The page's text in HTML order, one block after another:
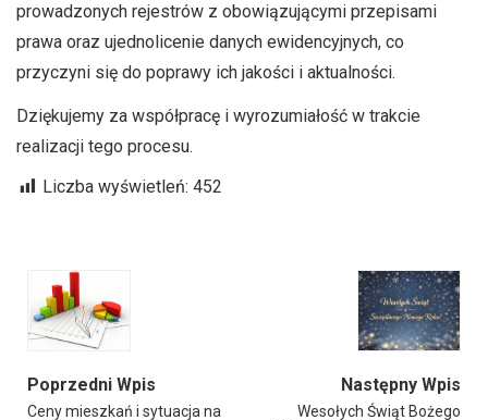
prowadzonych rejestrów z obowiązującymi przepisami
prawa oraz ujednolicenie danych ewidencyjnych, co
przyczyni się do poprawy ich jakości i aktualności.
Dziękujemy za współpracę i wyrozumiałość w trakcie
realizacji tego procesu.
Liczba wyświetleń: 452
Poprzedni Wpis
Ceny mieszkań i sytuacja na
Następny Wpis
Wesołych Świąt Bożego